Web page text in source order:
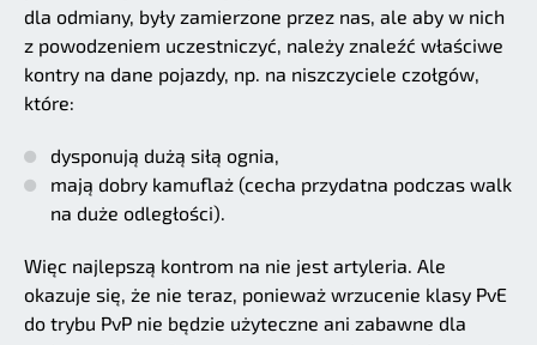
dla odmiany, były zamierzone przez nas, ale aby w nich
z powodzeniem uczestniczyć, należy znaleźć właściwe
kontry na dane pojazdy, np. na niszczyciele czołgów,
które:
dysponują dużą siłą ognia,
mają dobry kamuflaż (cecha przydatna podczas walk
na duże odległości).
Więc najlepszą kontrom na nie jest artyleria. Ale
okazuje się, że nie teraz, ponieważ wrzucenie klasy PvE
do trybu PvP nie będzie użyteczne ani zabawne dla